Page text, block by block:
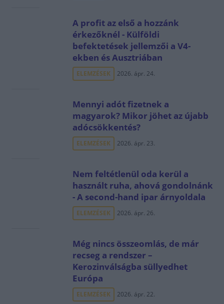
A profit az első a hozzánk
érkezőknél - Külföldi
befektetések jellemzői a V4-
ekben és Ausztriában
ELEMZÉSEK 2026. ápr. 24.
Mennyi adót fizetnek a
magyarok? Mikor jöhet az újabb
adócsökkentés?
ELEMZÉSEK 2026. ápr. 23.
Nem feltétlenül oda kerül a
használt ruha, ahová gondolnánk
- A second-hand ipar árnyoldala
ELEMZÉSEK 2026. ápr. 26.
Még nincs összeomlás, de már
recseg a rendszer –
Kerozinválságba süllyedhet
Európa
ELEMZÉSEK 2026. ápr. 22.